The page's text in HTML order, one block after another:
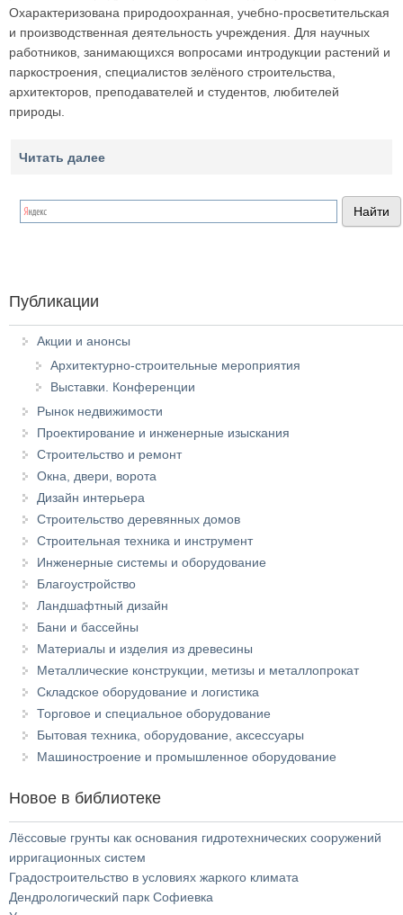
Охарактеризована природоохранная, учебно-просветительская
и производственная деятельность учреждения. Для научных
работников, занимающихся вопросами интродукции растений и
паркостроения, специалистов зелёного строительства,
архитекторов, преподавателей и студентов, любителей
природы.
Читать далее
Публикации
Акции и анонсы
Архитектурно-строительные мероприятия
Выставки. Конференции
Рынок недвижимости
Проектирование и инженерные изыскания
Строительство и ремонт
Окна, двери, ворота
Дизайн интерьера
Строительство деревянных домов
Строительная техника и инструмент
Инженерные системы и оборудование
Благоустройство
Ландшафтный дизайн
Бани и бассейны
Материалы и изделия из древесины
Металлические конструкции, метизы и металлопрокат
Складское оборудование и логистика
Торговое и специальное оборудование
Бытовая техника, оборудование, аксессуары
Машиностроение и промышленное оборудование
Новое в библиотеке
Лёссовые грунты как основания гидротехнических сооружений
ирригационных систем
Градостроительство в условиях жаркого климата
Дендрологический парк Софиевка